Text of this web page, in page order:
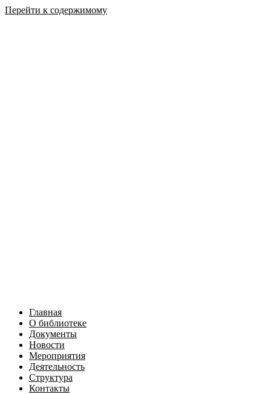
Перейти к содержимому
Главная
О библиотеке
Документы
Новости
Мероприятия
Деятельность
Структура
Контакты